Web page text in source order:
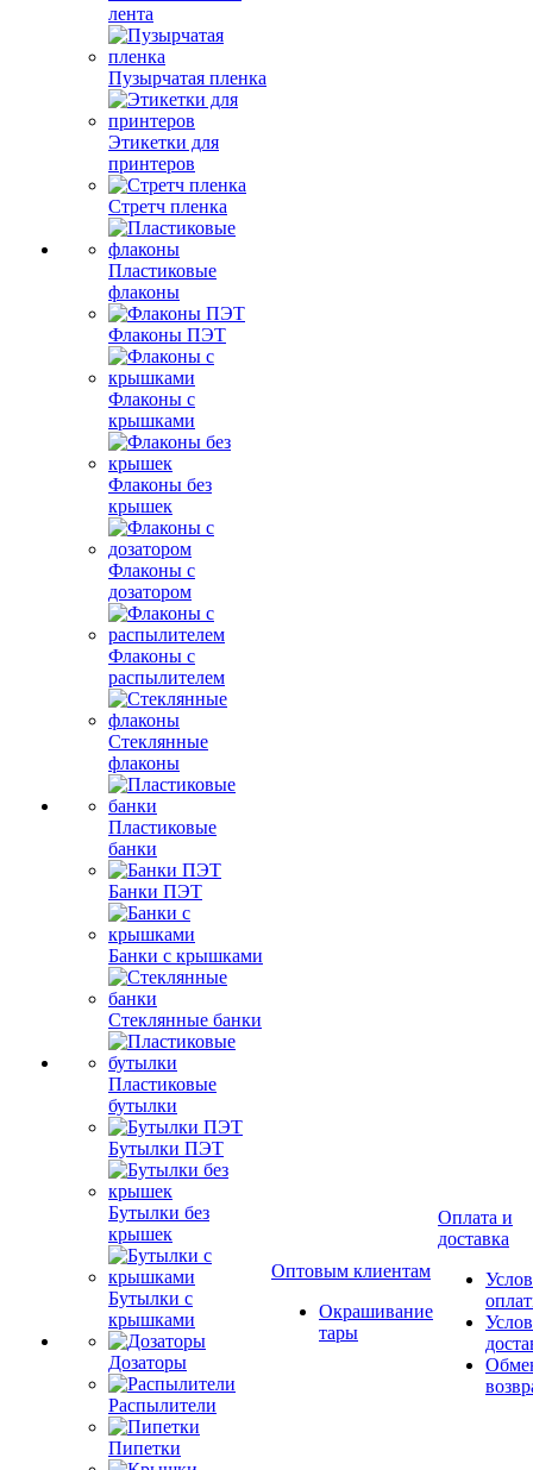
лента
Пузырчатая пленка
Этикетки для
принтеров
Стретч пленка
Пластиковые
флаконы
Флаконы ПЭТ
Флаконы с
крышками
Флаконы без
крышек
Флаконы с
дозатором
Флаконы с
распылителем
Стеклянные
флаконы
Пластиковые
банки
Банки ПЭТ
Банки с крышками
Стеклянные банки
Пластиковые
бутылки
Бутылки ПЭТ
Бутылки без
крышек
Бутылки с
крышками
Дозаторы
Распылители
Пипетки
Оптовым клиентам
Окрашивание
тары
Оплата и
доставка